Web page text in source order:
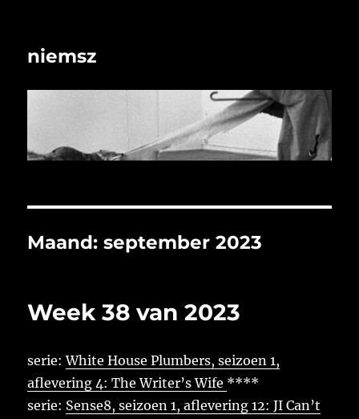
niemsz
Maand:september 2023
Week 38 van 2023
serie:White House Plumbers, seizoen 1,
aflevering 4: The Writer’s Wife ****
serie: Sense8, seizoen 1, aflevering 12: JI Can’t